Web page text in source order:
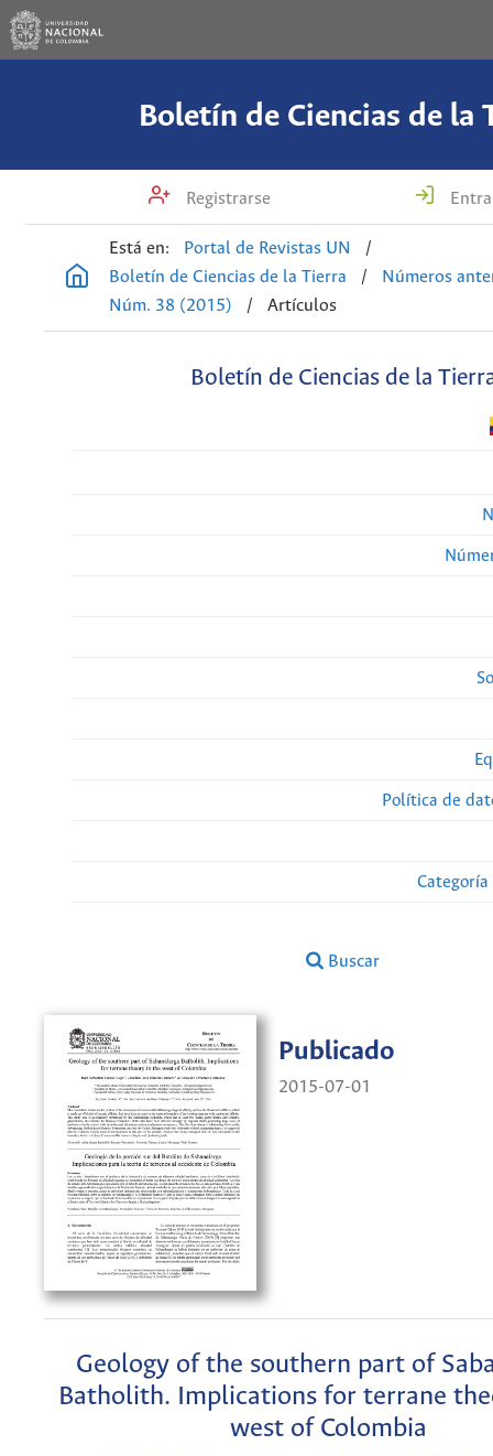
Boletín de Ciencias de la
Registrarse
Está en: Portal de Revistas UN
/
Boletín de Ciencias de la Tierra
/
Números
Núm. 38 (2015)
/ Artículos
Boletín de Ciencias de la
Política de
Buscar
Publicado
2015-07-01
Geology of the southern part of
Batholith. Implications for terrane
west of Colombia